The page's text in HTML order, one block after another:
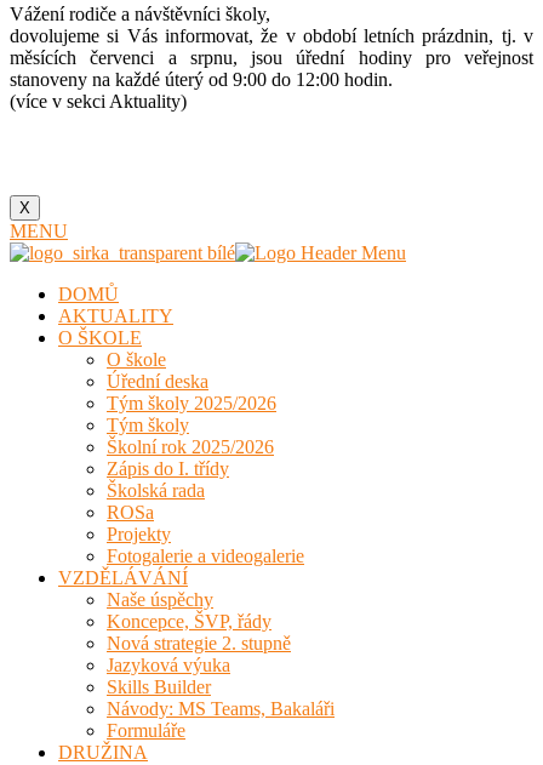
Vážení rodiče a návštěvníci školy,
dovolujeme si Vás informovat, že v období letních prázdnin, tj. v
měsících červenci a srpnu, jsou úřední hodiny pro veřejnost
stanoveny na každé úterý od 9:00 do 12:00 hodin.
(více v sekci Aktuality)
X
MENU
DOMŮ
AKTUALITY
O ŠKOLE
O škole
Úřední deska
Tým školy 2025/2026
Tým školy
Školní rok 2025/2026
Zápis do I. třídy
Školská rada
ROSa
Projekty
Fotogalerie a videogalerie
VZDĚLÁVÁNÍ
Naše úspěchy
Koncepce, ŠVP, řády
Nová strategie 2. stupně
Jazyková výuka
Skills Builder
Návody: MS Teams, Bakaláři
Formuláře
DRUŽINA